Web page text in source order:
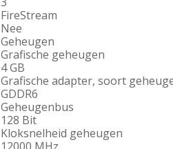
FireStream
Nee
Geheugen
Grafische geheugen
4 GB
Grafische adapter, soort
GDDR6
Geheugenbus
128 Bit
Kloksnelheid geheugen